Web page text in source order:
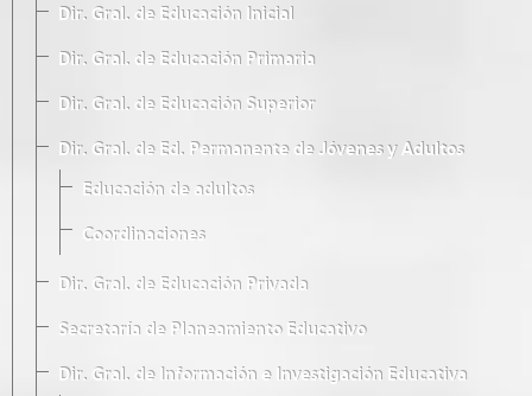
Dir. Gral. de Educación Inicial
Dir. Gral. de Educación Primaria
Dir. Gral. de Educación Superior
Dir. Gral. de Ed. Permanente de Jóvenes y Adultos
Educación de adultos
Coordinaciones
Dir. Gral. de Educación Privada
Secretaría de Planeamiento Educativo
Dir. Gral. de Información e Investigación Educativa